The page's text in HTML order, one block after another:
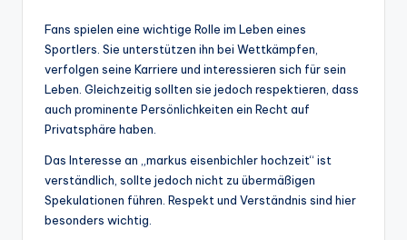
Fans spielen eine wichtige Rolle im Leben eines
Sportlers. Sie unterstützen ihn bei Wettkämpfen,
verfolgen seine Karriere und interessieren sich für sein
Leben. Gleichzeitig sollten sie jedoch respektieren, dass
auch prominente Persönlichkeiten ein Recht auf
Privatsphäre haben.
Das Interesse an „markus eisenbichler hochzeit“ ist
verständlich, sollte jedoch nicht zu übermäßigen
Spekulationen führen. Respekt und Verständnis sind hier
besonders wichtig.